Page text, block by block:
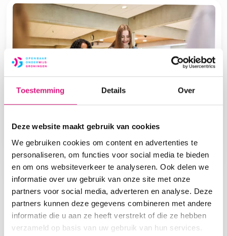
Toestemming Details Over
Deze website maakt gebruik van cookies
We gebruiken cookies om content en advertenties te
personaliseren, om functies voor social media te bieden
en om ons websiteverkeer te analyseren. Ook delen we
informatie over uw gebruik van onze site met onze
partners voor social media, adverteren en analyse. Deze
partners kunnen deze gegevens combineren met andere
informatie die u aan ze heeft verstrekt of die ze hebben
verzameld op basis van uw gebruik van hun services.
De eerste maanden op de
middelbare
Op de middelbare school krijgen leerlingen niet